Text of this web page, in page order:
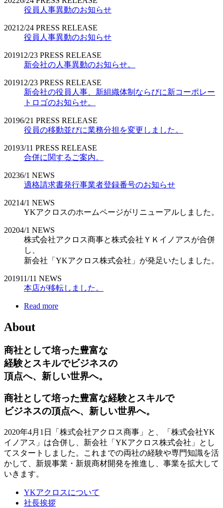
役員人事異動のお知らせ
2021 2/24 PRESS RELEASE
役員人事異動のお知らせ
201912/23 PRESS RELEASE
新会社の人事異動のお知らせ。
201912/23 PRESS RELEASE
新会社の役員人事、新組織体制ならびに新コーポレー
トロゴのお知らせ。
20196/21 PRESS RELEASE
役員の移動並びに業務分担を変更しました。
20193/11 PRESS RELEASE
合併に関するご案内。
20236/1 NEWS
適格請求書発行事業者登録番号のお知らせ
20214/1 NEWS
YKアクロスのホームページがリニューアルしました。
20204/1 NEWS
株式会社アクロス商事と株式会社ＹＫイノアスが合併
し、
新会社「YKアクロス株式会社」が発足いたしました。
201911/11 NEWS
本店が移転しました。
Read more
About
商社として培った豊富な
経験とスキルでビジネスの
頂点へ、新しい世界へ。
商社として培った豊富な経験とスキルで
ビジネスの頂点へ、新しい世界へ。
2020年4月1日「株式会社アクロス商事」と、「株式会社YK
イノアス」は合併し、新会社「YKアクロス株式会社」とし
てスタートしました。これまでの両社の経験や専門知識を活
かして、新規事業・新規商材開発を推進し、事業を拡大して
いきます。
YKアクロスについて
社長挨拶